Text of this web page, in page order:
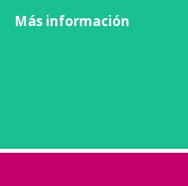
Más información